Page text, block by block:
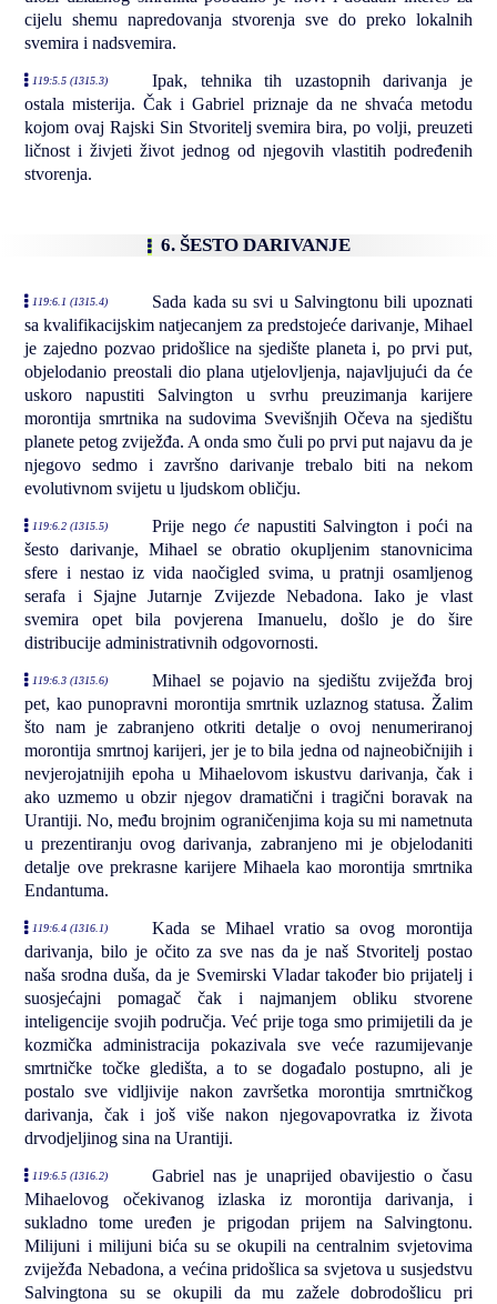
cijelu shemu napredovanja stvorenja sve do preko lokalnih
svemira i nadsvemira.
119:5.5 (1315.3)
Ipak, tehnika tih uzastopnih darivanja je
ostala misterija. Čak i Gabriel priznaje da ne shvaća metodu
kojom ovaj Rajski Sin Stvoritelj svemira bira, po volji, preuzeti
ličnost i živjeti život jednog od njegovih vlastitih podređenih
stvorenja.
6. ŠESTO DARIVANJE
119:6.1 (1315.4)
Sada kada su svi u Salvingtonu bili upoznati
sa kvalifikacijskim natjecanjem za predstojeće darivanje, Mihael
je zajedno pozvao pridošlice na sjedište planeta i, po prvi put,
objelodanio preostali dio plana utjelovljenja, najavljujući da će
uskoro napustiti Salvington u svrhu preuzimanja karijere
morontija smrtnika na sudovima Svevišnjih Očeva na sjedištu
planete petog zviježđa. A onda smo čuli po prvi put najavu da je
njegovo sedmo i završno darivanje trebalo biti na nekom
evolutivnom svijetu u ljudskom obličju.
119:6.2 (1315.5) Prije nego ćenapustiti Salvington i poći na
šesto darivanje, Mihael se obratio okupljenim stanovnicima
sfere i nestao iz vida naočigled svima, u pratnji osamljenog
serafa i Sjajne Jutarnje Zvijezde Nebadona. Iako je vlast
svemira opet bila povjerena Imanuelu, došlo je do šire
distribucije administrativnih odgovornosti.
119:6.3 (1315.6)
Mihael se pojavio na sjedištu zviježđa broj
pet, kao punopravni morontija smrtnik uzlaznog statusa. Žalim
što nam je zabranjeno otkriti detalje o ovoj nenumeriranoj
morontija smrtnoj karijeri, jer je to bila jedna od najneobičnijih i
nevjerojatnijih epoha u Mihaelovom iskustvu darivanja, čak i
ako uzmemo u obzir njegov dramatični i tragični boravak na
Urantiji. No, među brojnim ograničenjima koja su mi nametnuta
u prezentiranju ovog darivanja, zabranjeno mi je objelodaniti
detalje ove prekrasne karijere Mihaela kao morontija smrtnika
Endantuma.
119:6.4 (1316.1)
Kada se Mihael vratio sa ovog morontija
darivanja, bilo je očito za sve nas da je naš Stvoritelj postao
naša srodna duša, da je Svemirski Vladar također bio prijatelj i
suosjećajni pomagač čak i najmanjem obliku stvorene
inteligencije svojih područja. Već prije toga smo primijetili da je
kozmička administracija pokazivala sve veće razumijevanje
smrtničke točke gledišta, a to se događalo postupno, ali je
postalo sve vidljivije nakon završetka morontija smrtničkog
darivanja, čak i još više nakon njegovapovratka iz života
drvodjeljinog sina na Urantiji.
119:6.5 (1316.2)
Gabriel nas je unaprijed obavijestio o času
Mihaelovog očekivanog izlaska iz morontija darivanja, i
sukladno tome uređen je prigodan prijem na Salvingtonu.
Milijuni i milijuni bića su se okupili na centralnim svjetovima
zviježđa Nebadona, a većina pridošlica sa svjetova u susjedstvu
Salvingtona su se okupili da mu zažele dobrodošlicu pri